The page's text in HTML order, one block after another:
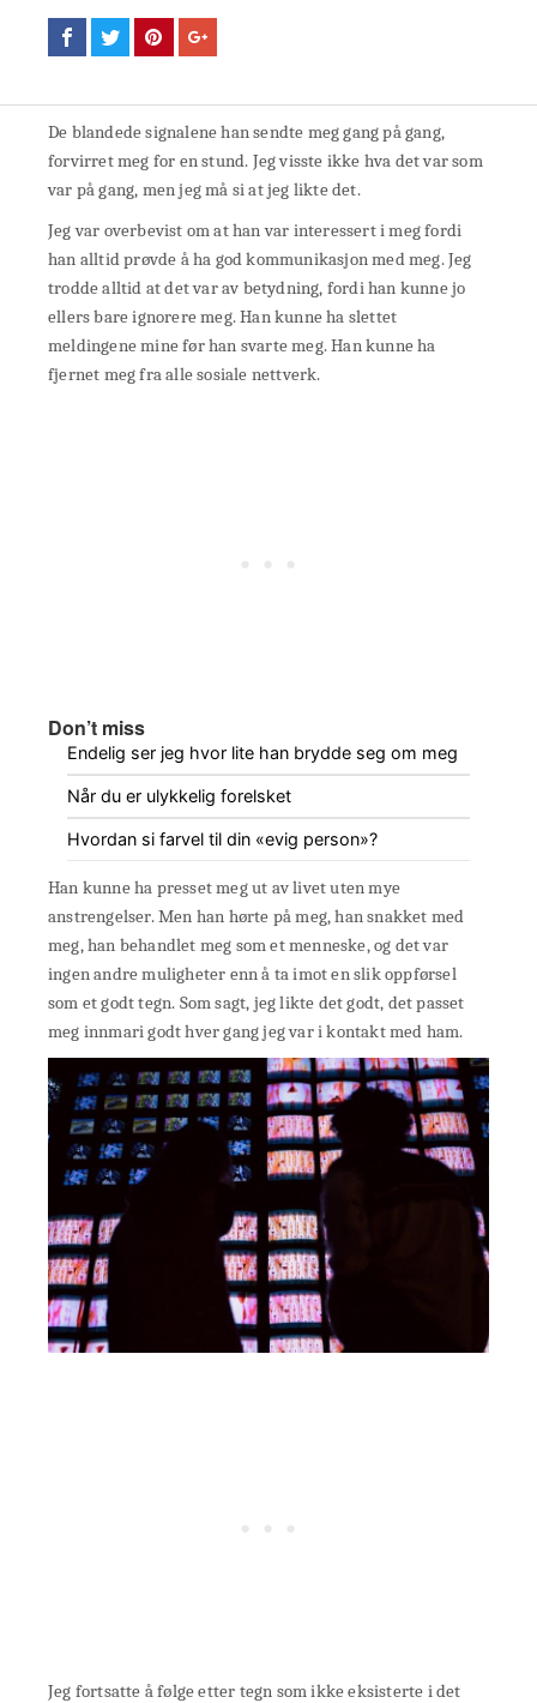
De blandede signalene han sendte meg gang på gang,
forvirret meg for en stund. Jeg visste ikke hva det var som
var på gang, men jeg må si at jeg likte det.
Jeg var overbevist om at han var interessert i meg fordi
han alltid prøvde å ha god kommunikasjon med meg. Jeg
trodde alltid at det var av betydning, fordi han kunne jo
ellers bare ignorere meg. Han kunne ha slettet
meldingene mine før han svarte meg. Han kunne ha
fjernet meg fra alle sosiale nettverk.
Don’t miss
Endelig ser jeg hvor lite han brydde seg om meg
Når du er ulykkelig forelsket
Hvordan si farvel til din «evig person»?
Han kunne ha presset meg ut av livet uten mye
anstrengelser. Men han hørte på meg, han snakket med
meg, han behandlet meg som et menneske, og det var
ingen andre muligheter enn å ta imot en slik oppførsel
som et godt tegn. Som sagt, jeg likte det godt, det passet
meg innmari godt hver gang jeg var i kontakt med ham.
Jeg fortsatte å følge etter tegn som ikke eksisterte i det